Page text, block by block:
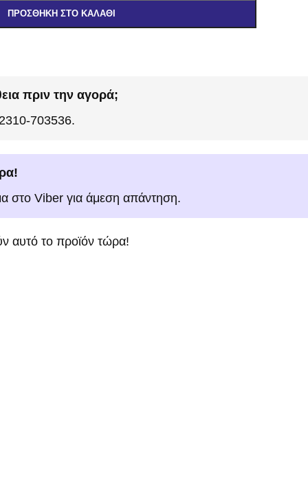
ΠΡΟΣΘΉΚΗ ΣΤΟ ΚΑΛΆΘΙ
πριν την αγορά;
703536.
στο Viber για άμεση απάντηση.
αυτό το προϊόν τώρα!